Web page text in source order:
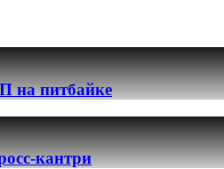
на питбайке
кантри